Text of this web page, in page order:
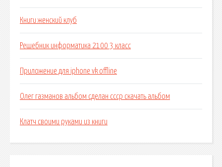
Книги женский клуб
Решебник информатика 2100 3 класс
Приложение для iphone vk offline
Олег газманов альбом сделан ссср скачать альбом
Клатч своими руками из книги